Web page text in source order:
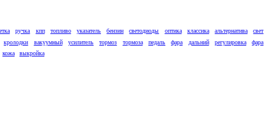
ручка кпп топливо указатель бензин светодиоды оптика классика альтернатива
свет
кролодки вакуумный усилитель тормоз тормоза педаль фара дальний регулировка
фара
кожа выкройка